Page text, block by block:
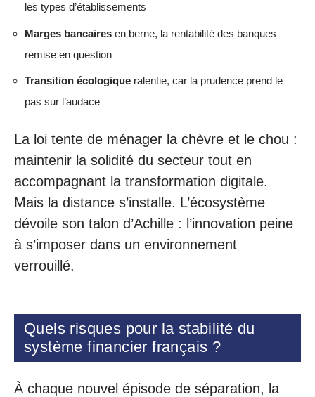
les types d’établissements
Marges bancaires en berne, la rentabilité des banques
remise en question
Transition écologique ralentie, car la prudence prend le
pas sur l’audace
La loi tente de ménager la chèvre et le chou :
maintenir la solidité du secteur tout en
accompagnant la transformation digitale.
Mais la distance s’installe. L’écosystème
dévoile son talon d’Achille : l’innovation peine
à s’imposer dans un environnement
verrouillé.
Quels risques pour la stabilité du
système financier français ?
À chaque nouvel épisode de séparation, la